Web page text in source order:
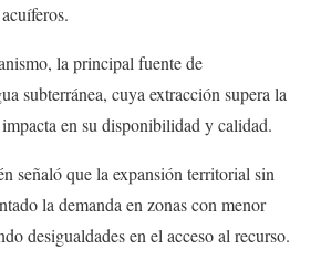
la principal fuente de
subterránea, cuya extracción supera la
en su disponibilidad y calidad.
señaló que la expansión territorial sin
la demanda en zonas con menor
desigualdades en el acceso al recurso.